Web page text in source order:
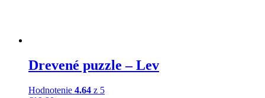
Drevené puzzle – Lev
Hodnotenie 4.64 z 5